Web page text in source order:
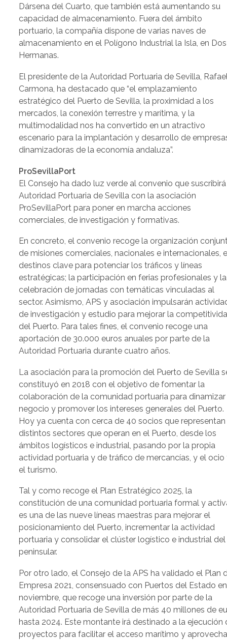
Dársena del Cuarto, que también está aumentando su
capacidad de almacenamiento. Fuera del ámbito
portuario, la compañía dispone de varias naves de
almacenamiento en el Polígono Industrial la Isla, en Dos
Hermanas.
El presidente de la Autoridad Portuaria de Sevilla,
Carmona, ha destacado que “el emplazamiento
estratégico del Puerto de Sevilla, la proximidad a los
mercados, la conexión terrestre y marítima, y la
multimodalidad nos ha convertido en un atractivo
escenario para la implantación y desarrollo de
dinamizadoras de la economía andaluza”.
ProSevillaPort
El Consejo ha dado luz verde al convenio que
Autoridad Portuaria de Sevilla con la asociación
ProSevillaPort para poner en marcha acciones
comerciales, de investigación y formativas.
En concreto, el convenio recoge la organización
de misiones comerciales, nacionales e internacionales,
destinos clave para potenciar los tráficos y líneas
estratégicas; la participación en ferias profesionales y la
celebración de jornadas con temáticas vinculadas al
sector. Asimismo, APS y asociación impulsarán
de investigación y estudio para mejorar la
del Puerto. Para tales fines, el convenio recoge una
aportación de 30.000 euros anuales por parte de la
Autoridad Portuaria durante cuatro años.
La asociación para la promoción del Puerto de Sevilla
constituyó en 2018 con el objetivo de fomentar la
colaboración de la comunidad portuaria para dinamizar
negocio y promover los intereses generales del Puerto.
Hoy ya cuenta con cerca de 40 socios que
distintos sectores que operan en el Puerto, desde los
ámbitos logísticos e industrial, pasando por la propia
actividad portuaria y de tráfico de mercancías, y el ocio
el turismo.
Tal y como recoge el Plan Estratégico 2025, la
constitución de una comunidad portuaria formal y
es una de las nueve líneas maestras para mejorar el
posicionamiento del Puerto, incrementar la actividad
portuaria y consolidar el clúster logístico e industrial del
peninsular.
Por otro lado, el Consejo de la APS ha validado el Plan
Empresa 2021, consensuado con Puertos del Estado en
noviembre, que recoge una inversión por parte de la
Autoridad Portuaria de Sevilla de más 40 millones de
hasta 2024. Este montante irá destinado a la ejecución
proyectos para facilitar el acceso marítimo y